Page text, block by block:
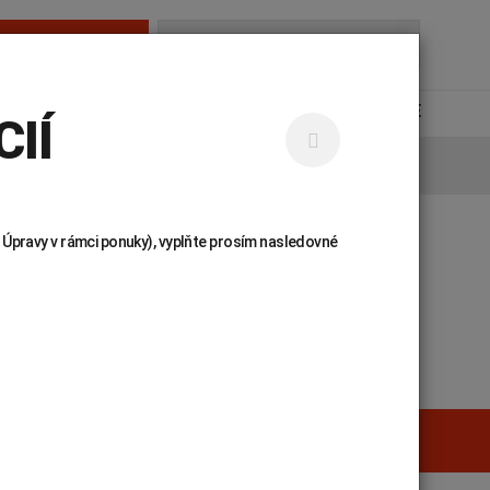
UNILABS ONLINE
v rámci ponuky), vyplňte prosím nasledovné